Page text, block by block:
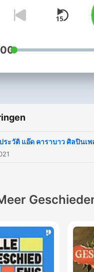
ระวัติ แอ๊ด คาราบาว ศิลปินเพ